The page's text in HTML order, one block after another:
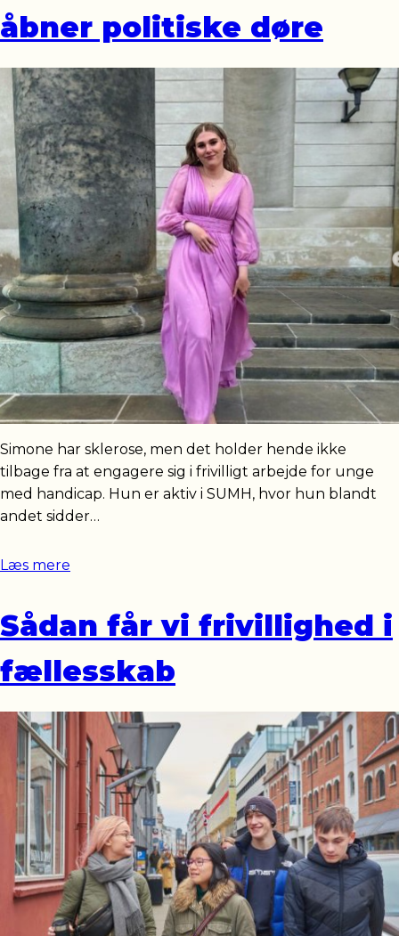
åbner politiske døre
Simone har sklerose, men det holder hende ikke
tilbage fra at engagere sig i frivilligt arbejde for unge
med handicap. Hun er aktiv i SUMH, hvor hun blandt
andet sidder…
Læs mere
Sådan får vi frivillighed i
fællesskab